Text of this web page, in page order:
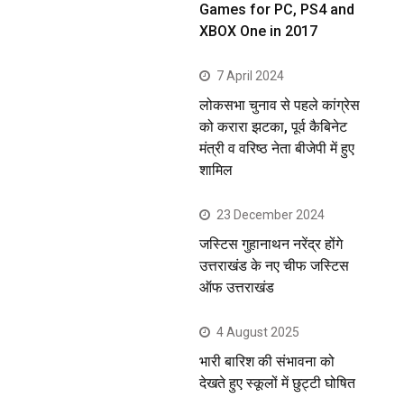
Games for PC, PS4 and
XBOX One in 2017
7 April 2024
लोकसभा चुनाव से पहले कांग्रेस
को करारा झटका, पूर्व कैबिनेट
मंत्री व वरिष्ठ नेता बीजेपी में हुए
शामिल
23 December 2024
जस्टिस गुहानाथन नरेंद्र होंगे
उत्तराखंड के नए चीफ जस्टिस
ऑफ उत्तराखंड
4 August 2025
भारी बारिश की संभावना को
देखते हुए स्कूलों में छुट्टी घोषित